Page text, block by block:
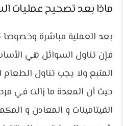
ماذا بعد تصحيح عمليات
بعد العملية مباشرة وخصوصا
فإن تناول السوائل هي
المتبع ولا يجب تناول
حيث أن المعدة ما زالت في
الفيتامينات و المعادن و